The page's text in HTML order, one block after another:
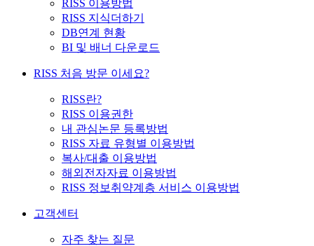
RISS 이용방법
RISS 지식더하기
DB연계 현황
BI 및 배너 다운로드
RISS 처음 방문 이세요?
RISS란?
RISS 이용권한
내 관심논문 등록방법
RISS 자료 유형별 이용방법
복사/대출 이용방법
해외전자자료 이용방법
RISS 정보취약계층 서비스 이용방법
고객센터
자주 찾는 질문